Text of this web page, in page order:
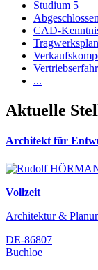
Studium 5
CAD-
...
Aktuelle
Architekt für
Vollzeit
Architektur &
DE-86807
Buchloe